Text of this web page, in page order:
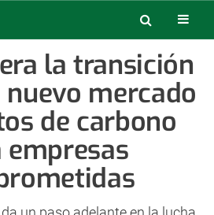
la transición
mercado
de carbono
empresas